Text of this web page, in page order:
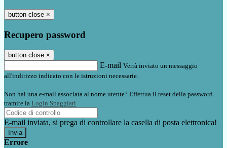
button close ×
Recupero password
button close ×
E-mail Verrà inviato un messaggio
all'indirizzo indicato con le istruzioni necessarie.
Non hai una e-mail associata al nome utente? Effettua il reset della password
tramite la Login Spaggiari
E-mail inviata, si prega di controllare la casella di posta elettronica!
Errore